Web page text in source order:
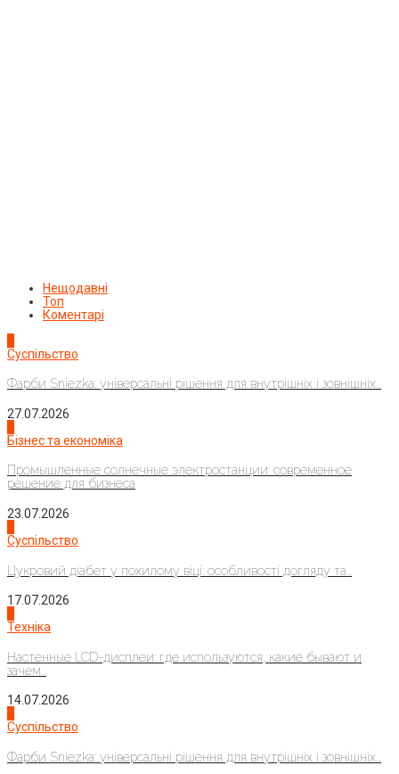
Нещодавні
Топ
Коментарі
Суспільство
Фарби Sniezka: універсальні рішення для внутрішніх і зовнішніх...
27.07.2026
Бізнес та економіка
Промышленные солнечные электростанции: современное
решение для бизнеса
23.07.2026
Суспільство
Цукровий діабет у похилому віці: особливості догляду та...
17.07.2026
Техніка
Настенные LCD-дисплеи: где используются, какие бывают и
зачем...
14.07.2026
Суспільство
Фарби Sniezka: універсальні рішення для внутрішніх і зовнішніх...